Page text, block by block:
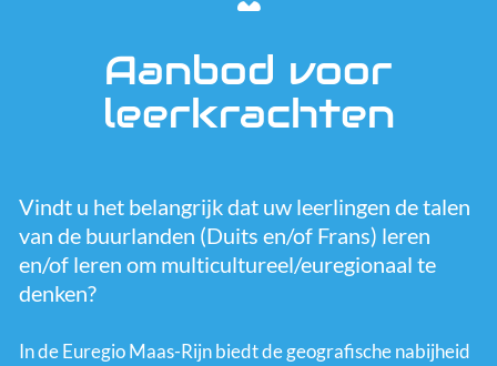
Aanbod voor
leerkrachten
Vindt u het belangrijk dat uw leerlingen de talen
van de buurlanden (Duits en/of Frans) leren
en/of leren om multicultureel/euregionaal te
denken?
In de Euregio Maas-Rijn biedt de geografische nabijheid